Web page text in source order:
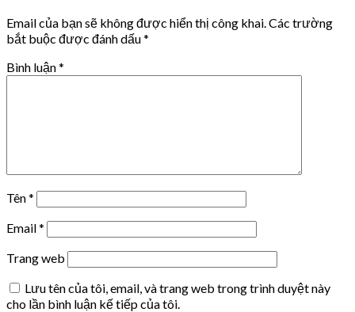
Email của bạn sẽ không được hiển thị công khai. Các trường
bắt buộc được đánh dấu*
Bình luận*
Tên*
Email*
Trang web
Lưu tên của tôi, email, và trang web trong trình duyệt này
cho lần bình luận kế tiếp của tôi.